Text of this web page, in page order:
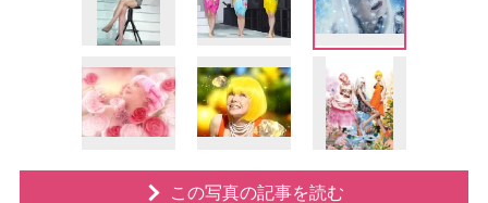
この写真の記事を読む